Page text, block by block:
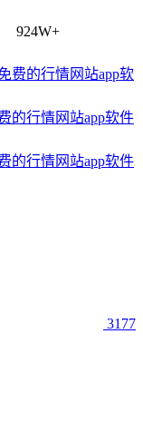
924W+
的行情网站app软件
的行情网站app软件
3177